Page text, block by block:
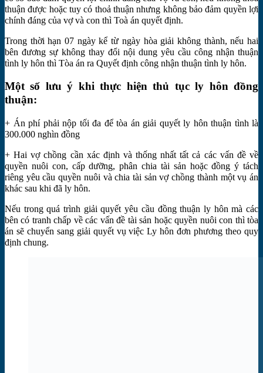
thuận được hoặc tuy có thoả thuận nhưng không bảo đảm quyền lợi
chính đáng của vợ và con thì Toà án quyết định.
Trong thời hạn 07 ngày kể từ ngày hòa giải không thành, nếu hai
bên đương sự không thay đổi nội dung yêu cầu công nhận thuận
tình ly hôn thì Tòa án ra Quyết định công nhận thuận tình ly hôn.
Một số lưu ý khi thực hiện thủ tục ly hôn đồng
thuận:
+ Án phí phải nộp tối đa để tòa án giải quyết ly hôn thuận tình là
300.000 nghìn đồng
+ Hai vợ chồng cần xác định và thống nhất tất cả các vấn đề về
quyền nuôi con, cấp dưỡng, phân chia tài sản hoặc đồng ý tách
riêng yêu cầu quyền nuôi và chia tài sản vợ chồng thành một vụ án
khác sau khi đã ly hôn.
Nếu trong quá trình giải quyết yêu cầu đồng thuận ly hôn mà các
bên có tranh chấp về các vấn đề tài sản hoặc quyền nuôi con thì tòa
án sẽ chuyển sang giải quyết vụ việc Ly hôn đơn phương theo quy
định chung.